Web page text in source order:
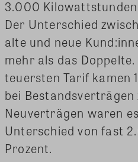
3.000
Der Unterschied
alte und neue
mehr als das
teuersten Tarif kamen
bei Bestandsverträgen
Neuverträgen waren
Unterschied von fast
Prozent.